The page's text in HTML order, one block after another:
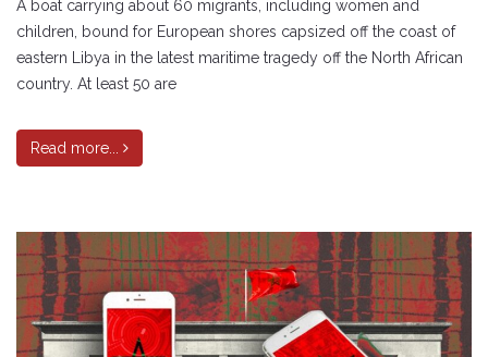
A boat carrying about 60 migrants, including women and
children, bound for European shores capsized off the coast of
eastern Libya in the latest maritime tragedy off the North African
country. At least 50 are
Read more...